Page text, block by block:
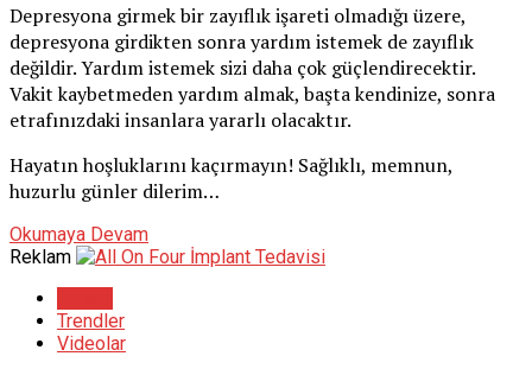
Depresyona girmek bir zayıflık işareti olmadığı üzere,
depresyona girdikten sonra yardım istemek de zayıflık
değildir. Yardım istemek sizi daha çok güçlendirecektir.
Vakit kaybetmeden yardım almak, başta kendinize, sonra
etrafınızdaki insanlara yararlı olacaktır.
Hayatın hoşluklarını kaçırmayın! Sağlıklı, memnun,
huzurlu günler dilerim…
Okumaya Devam
Reklam
Trendler
Videolar